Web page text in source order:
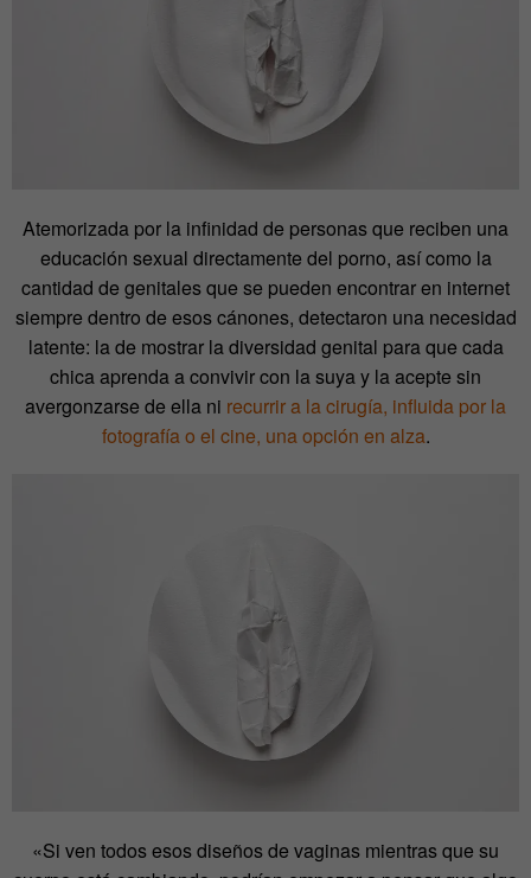
Atemorizada por la infinidad de personas que reciben una
educación sexual directamente del porno, así como la
cantidad de genitales que se pueden encontrar en internet
siempre dentro de esos cánones, detectaron una necesidad
latente: la de mostrar la diversidad genital para que cada
chica aprenda a convivir con la suya y la acepte sin
avergonzarse de ella ni recurrir a la cirugía, influida por la
fotografía o el cine, una opción en alza.
«Si ven todos esos diseños de vaginas mientras que su